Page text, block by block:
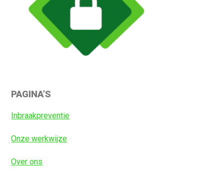
Primaire
Sidebar
PAGINA’S
Inbraakpreventie
Onze werkwijze
Over ons